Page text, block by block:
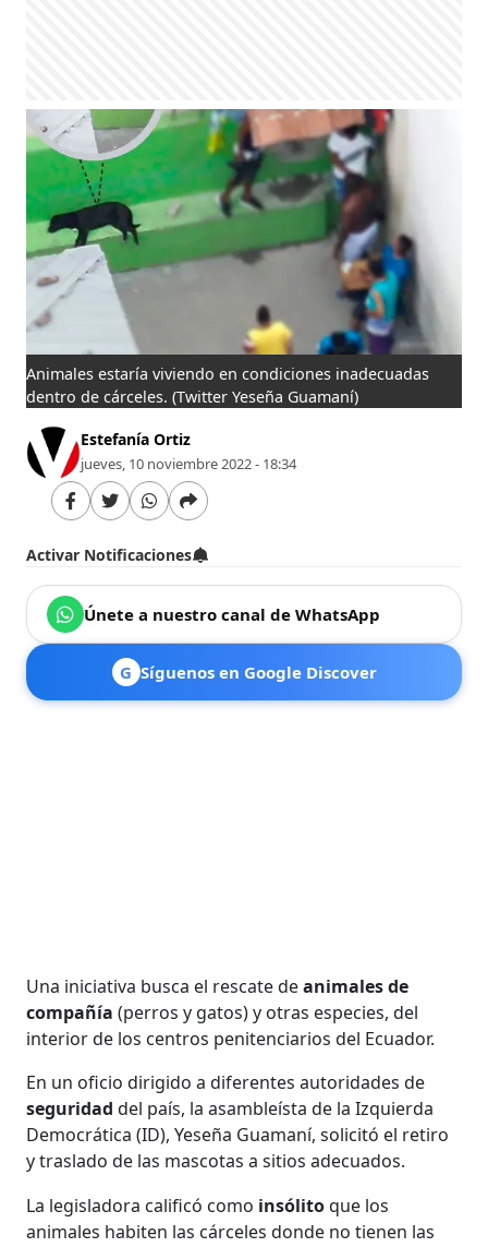
Animales estaría viviendo en condiciones inadecuadas
dentro de cárceles.(Twitter Yeseña Guamaní)
Estefanía Ortiz
jueves, 10 noviembre 2022 - 18:34
Activar Notificaciones
Únete a nuestro canal de WhatsApp
G Síguenos en Google Discover
Una iniciativa busca el rescate deanimales de
compañía (perros y gatos) y otras especies, del
interior de los centros penitenciarios del Ecuador.
En un oficio dirigido a diferentes autoridades de
seguridad del país, la asambleísta de la Izquierda
Democrática (ID), Yeseña Guamaní, solicitó el retiro
y traslado de las mascotas a sitios adecuados.
La legisladora calificó como insólitoque los
animales habiten las cárceles donde no tienen las